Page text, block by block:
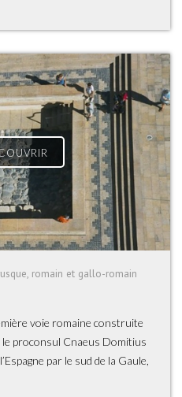
romain et gallo-romain
voie romaine construite
le proconsul Cnaeus Domitius
par le sud de la Gaule,